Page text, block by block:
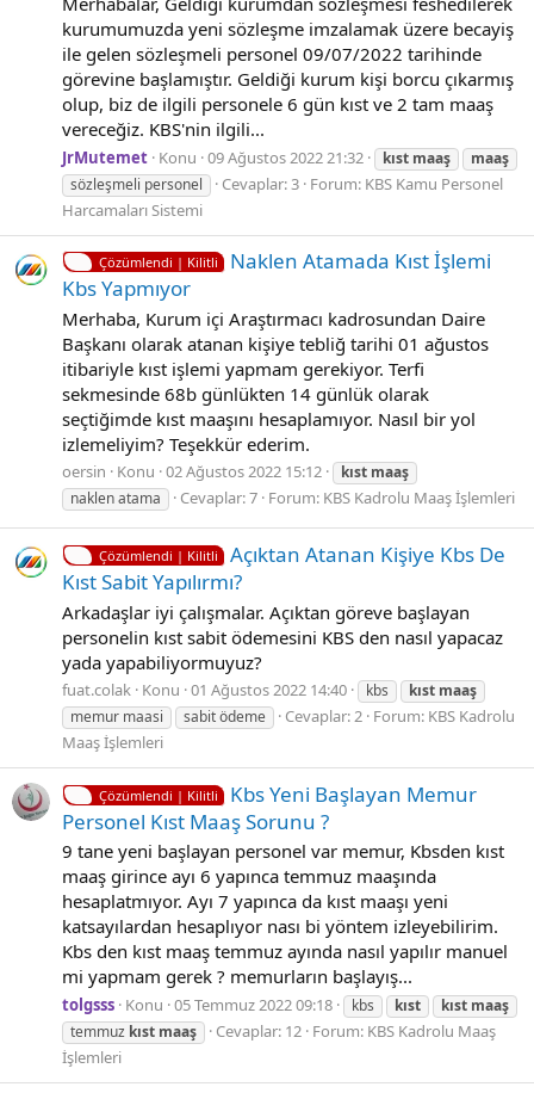
kurumumuzda yeni sözleşme imzalamak üzere becayiş
ile gelen sözleşmeli personel 09/07/2022 tarihinde
görevine başlamıştır. Geldiği kurum kişi borcu çıkarmış
olup, biz de ilgili personele 6 gün kıst ve 2 tam maaş
vereceğiz. KBS'nin ilgili...
JrMutemet Konu 09 Ağustos 2022 21:32 kıst maaş
maaş
sözleşmeli personel
Cevaplar: 3 Forum: KBS Kamu Personel
Harcamaları Sistemi
Çözümlendi | Kilitli
Naklen Atamada Kıst İşlemi
Kbs Yapmıyor
Merhaba, Kurum içi Araştırmacı kadrosundan Daire
Başkanı olarak atanan kişiye tebliğ tarihi 01 ağustos
itibariyle kıst işlemi yapmam gerekiyor. Terfi
sekmesinde 68b günlükten 14 günlük olarak
seçtiğimde kıst maaşını hesaplamıyor. Nasıl bir yol
izlemeliyim? Teşekkür ederim.
oersin Konu 02 Ağustos 2022 15:12 kıst maaş
naklen atama
Cevaplar: 7 Forum: KBS Kadrolu Maaş İşlemleri
Çözümlendi | Kilitli
Açıktan Atanan Kişiye Kbs De
Kıst Sabit Yapılırmı?
Arkadaşlar iyi çalışmalar. Açıktan göreve başlayan
personelin kıst sabit ödemesini KBS den nasıl yapacaz
yada yapabiliyormuyuz?
fuat.colak Konu 01 Ağustos 2022 14:40 kbs kıst maaş
memur maasi
sabit ödeme Cevaplar: 2 Forum: KBS Kadrolu
Maaş İşlemleri
Çözümlendi | Kilitli
Kbs Yeni Başlayan Memur
Personel Kıst Maaş Sorunu ?
9 tane yeni başlayan personel var memur, Kbsden kıst
maaş girince ayı 6 yapınca temmuz maaşında
hesaplatmıyor. Ayı 7 yapınca da kıst maaşı yeni
katsayılardan hesaplıyor nası bi yöntem izleyebilirim.
Kbs den kıst maaş temmuz ayında nasıl yapılır manuel
mi yapmam gerek ? memurların başlayış...
tolgsss Konu 05 Temmuz 2022 09:18 kbs kıst kıst maaş
temmuz kıst maaş Cevaplar: 12 Forum: KBS Kadrolu Maaş
İşlemleri